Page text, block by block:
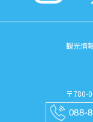
観光情
〒780-